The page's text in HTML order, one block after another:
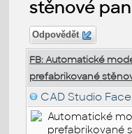
stěnové
Odpovědět
FB: Automatické
prefabrikované
CAD Studio
Automatické
prefabrikované